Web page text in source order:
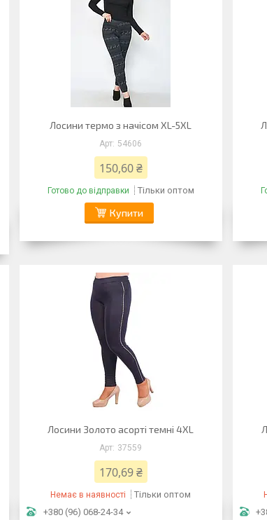
Лосини термо з начісом XL-5XL
54606
150,60 ₴
Готово до відправки Тільки оптом
Купити
Лосини Золото асорті темні 4XL
37559
170,69 ₴
Немає в наявності
Тільки оптом
+380 (96) 068-24-34